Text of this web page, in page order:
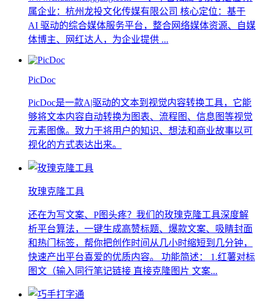
属企业：杭州龙投文化传媒有限公司 核心定位：基于
AI 驱动的综合媒体服务平台，整合网络媒体资源、自媒
体博主、网红达人，为企业提供 ...
PicDoc
PicDoc是一款A|驱动的文本到视觉内容转换工具，它能
够将文本内容自动转换为图表、流程图、信息图等视觉
元素图像。致力于将用户的知识、想法和商业故事以可
视化的方式表达出来。
玫瑰克隆工具
还在为写文案、P图头疼？我们的玫瑰克隆工具深度解
析平台算法，一键生成高赞标题、爆款文案、吸睛封面
和热门标签，帮你把创作时间从几小时缩短到几分钟，
快速产出平台喜爱的优质内容。 功能简述： 1.红薯对标
图文（输入同行笔记链接 直接克隆图片 文案...